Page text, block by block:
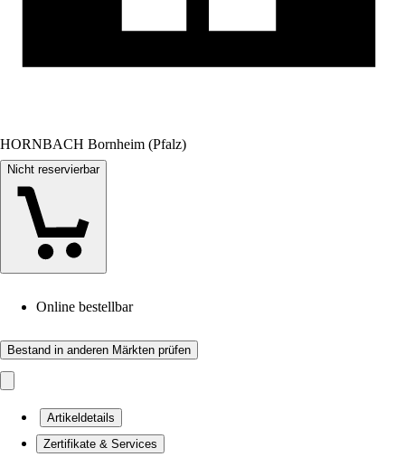
HORNBACH Bornheim (Pfalz)
Nicht reservierbar
Online bestellbar
Bestand in anderen Märkten prüfen
Artikeldetails
Zertifikate & Services